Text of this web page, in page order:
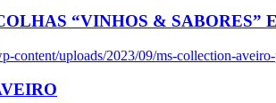
“VINHOS & SABORES”
content/uploads/2023/09/ms-collection-